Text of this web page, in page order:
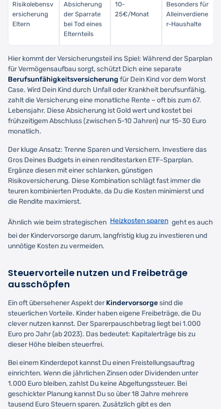
Risikolebensv
ersicherung
Eltern
Absicherung
der Sparrate
bei Tod eines
Elternteils
10-
25€/Monat
Besonders für
Alleinverdiene
r-Haushalte
Hier kommt der Versicherungsteil ins Spiel: Während der Sparplan
für Vermögensaufbau sorgt, schützt Dich eine separate
Berufsunfähigkeitsversicherung für Dein Kind vor dem Worst
Case. Wird Dein Kind durch Unfall oder Krankheit berufsunfähig,
zahlt die Versicherung eine monatliche Rente – oft bis zum 67.
Lebensjahr. Diese Absicherung ist Gold wert und kostet bei
frühzeitigem Abschluss (zwischen 5-10 Jahren) nur 15-30 Euro
monatlich.
Der kluge Ansatz: Trenne Sparen und Versichern. Investiere das
Gros Deines Budgets in einen renditestarken ETF-Sparplan.
Ergänze diesen mit einer schlanken, günstigen
Risikoversicherung. Diese Kombination schlägt fast immer die
teuren kombinierten Produkte, da Du die Kosten minimierst und
die Rendite maximierst.
Ähnlich wie beim strategischen Heizkosten sparen geht es auch
bei der Kindervorsorge darum, langfristig klug zu investieren und
unnötige Kosten zu vermeiden.
Steuervorteile nutzen und Freibeträge
ausschöpfen
Ein oft übersehener Aspekt derKindervorsorgesind die
steuerlichen Vorteile. Kinder haben eigene Freibeträge, die Du
clever nutzen kannst. Der Sparerpauschbetrag liegt bei 1.000
Euro pro Jahr (ab 2023). Das bedeutet: Kapitalerträge bis zu
dieser Höhe bleiben steuerfrei.
Bei einem Kinderdepot kannst Du einen Freistellungsauftrag
einrichten. Wenn die jährlichen Zinsen oder Dividenden unter
1.000 Euro bleiben, zahlst Du keine Abgeltungssteuer. Bei
geschickter Planung kannst Du so über 18 Jahre mehrere
tausend Euro Steuern sparen. Zusätzlich gibt es den